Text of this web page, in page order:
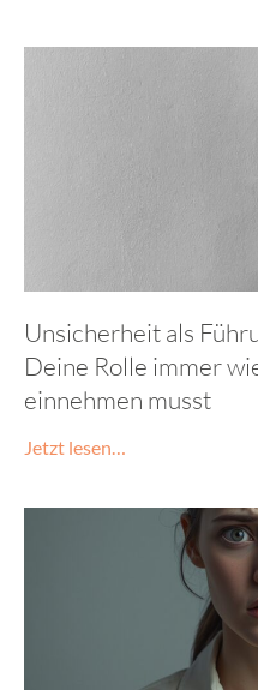
Unsicherheit als
Deine Rolle immer
einnehmen musst
Jetzt lesen…